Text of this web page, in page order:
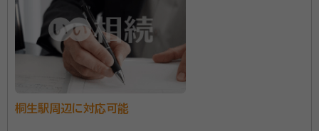
所属団体：群馬司法書士会、群馬県行政書士会
桐生駅周辺に対応可能